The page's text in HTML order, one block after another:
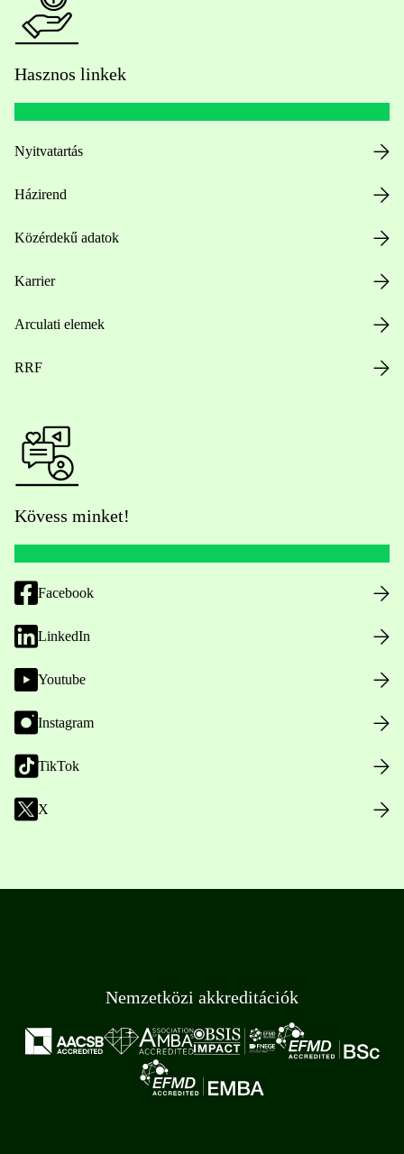
Hasznos linkek
Nyitvatartás
Házirend
Közérdekű adatok
Karrier
Arculati elemek
RRF
Kövess minket!
Facebook
LinkedIn
Youtube
Instagram
TikTok
X
Nemzetközi akkreditációk